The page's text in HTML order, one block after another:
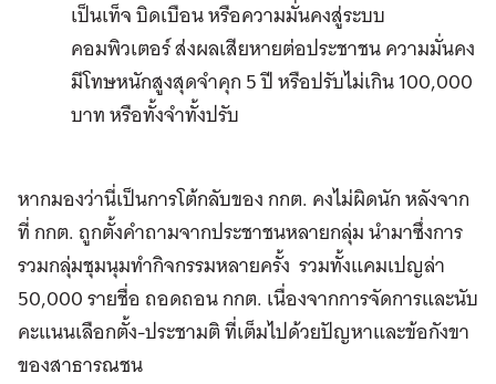
เป็นเท็จ บิดเบือน หรือความมั่นคงสู่ระบบ
คอมพิวเตอร์ ส่งผลเสียหายต่อประชาชน ความมั่นคง
มีโทษหนักสูงสุดจำคุก 5 ปี หรือปรับไม่เกิน 100,000
บาท หรือทั้งจำทั้งปรับ
หากมองว่านี่เป็นการโต้กลับของ กกต. คงไม่ผิดนัก หลังจาก
ที่ กกต. ถูกตั้งคำถามจากประชาชนหลายกลุ่ม นำมาซึ่งการ
รวมกลุ่มชุมนุมทำกิจกรรมหลายครั้ง รวมทั้งแคมเปญล่า
50,000 รายชื่อ ถอดถอน กกต. เนื่องจากการจัดการและนับ
คะแนนเลือกตั้ง-ประชามติ ที่เต็มไปด้วยปัญหาและข้อกังขา
ของสาธารณชน